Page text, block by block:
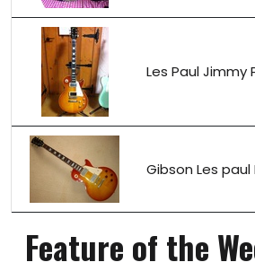
Les Paul Jimmy
Gibson Les paul
Feature of the